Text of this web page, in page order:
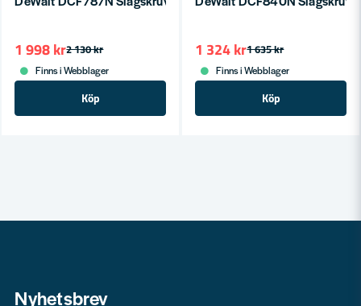
2 130 kr
1 998 kr
Finns i Webblager
Köp
1 635 kr
1 324 kr
Finns i Webblager
Köp
Nyhetsbrev